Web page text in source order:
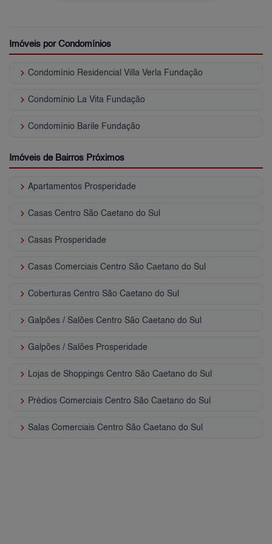
Imóveis por Condomínios
keyboard_arrow_right Condomínio Residencial Villa Verla Fundação
keyboard_arrow_right Condomínio La Vita Fundação
keyboard_arrow_right Condomínio Barile Fundação
Imóveis de Bairros Próximos
keyboard_arrow_right Apartamentos Prosperidade
keyboard_arrow_right Casas Centro São Caetano do Sul
keyboard_arrow_right Casas Prosperidade
keyboard_arrow_right Casas Comerciais Centro São Caetano do Sul
keyboard_arrow_right Coberturas Centro São Caetano do Sul
keyboard_arrow_right Galpões / Salões Centro São Caetano do Sul
keyboard_arrow_right Galpões / Salões Prosperidade
keyboard_arrow_right Lojas de Shoppings Centro São Caetano do Sul
keyboard_arrow_right Prédios Comerciais Centro São Caetano do Sul
keyboard_arrow_right Salas Comerciais Centro São Caetano do Sul